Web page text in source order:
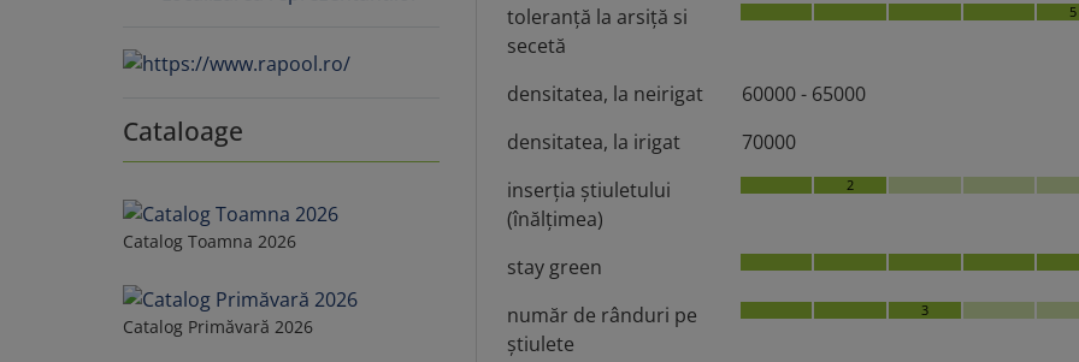
Cataloage
Catalog Toamna 2026
Catalog Primăvară 2026
toleranţă la arsiţă si
secetă
5
densitatea, la neirigat
60000 - 65000
densitatea, la irigat
70000
inserţia ştiuletului
(înălţimea)
2
stay green
număr de rânduri pe
ştiulete
3